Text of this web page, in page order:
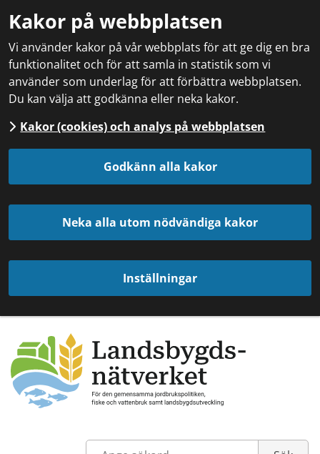
Kakor på webbplatsen
Vi använder kakor på vår webbplats för att ge dig en bra
funktionalitet och för att samla in statistik som vi
använder som underlag för att förbättra webbplatsen.
Du kan välja att godkänna eller neka kakor.
Kakor (cookies) och analys på webbplatsen
Godkänn alla kakor
Neka alla utom nödvändiga kakor
Inställningar